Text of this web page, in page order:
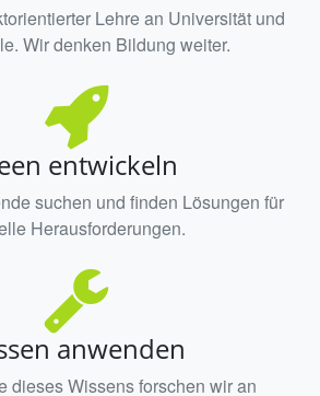
Lehre an Universität und
Wir denken Bildung weiter.
entwickeln
suchen und finden Lösungen für
Herausforderungen.
anwenden
dieses Wissens forschen wir an